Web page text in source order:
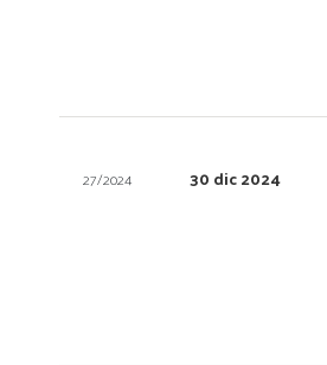
27/2024 30 dic 2024